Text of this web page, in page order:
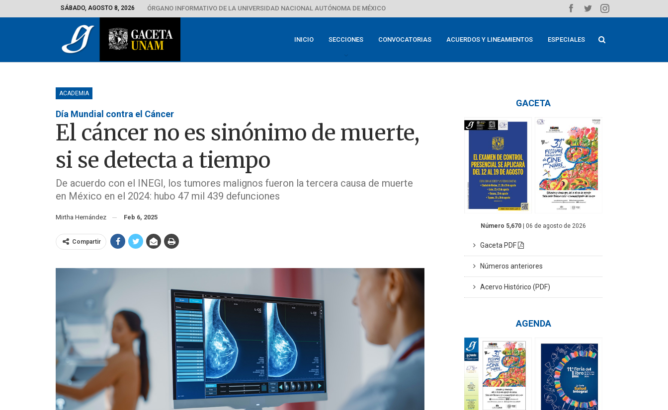
SÁBADO, AGOSTO 8, 2026 ÓRGANO INFORMATIVO DE LA UNIVERSIDAD NACIONAL AUTÓNOMA DE MÉXICO
INICIO SECCIONES CONVOCATORIAS ACUERDOS Y LINEAMIENTOS ESPECIALES
ACADEMIA
Día Mundial contra el Cáncer
El cáncer no es sinónimo de muerte,
si se detecta a tiempo
De acuerdo con el INEGI, los tumores malignos fueron la tercera causa de muerte
en México en el 2024: hubo 47 mil 439 defunciones
Mirtha Hernández Feb 6, 2025
Compartir
GACETA
Número 5,670 | 06 de agosto de 2026
Gaceta PDF
Números anteriores
Acervo Histórico (PDF)
AGENDA